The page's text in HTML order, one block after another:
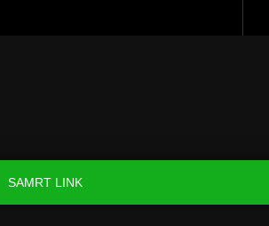
SAMRT LINK